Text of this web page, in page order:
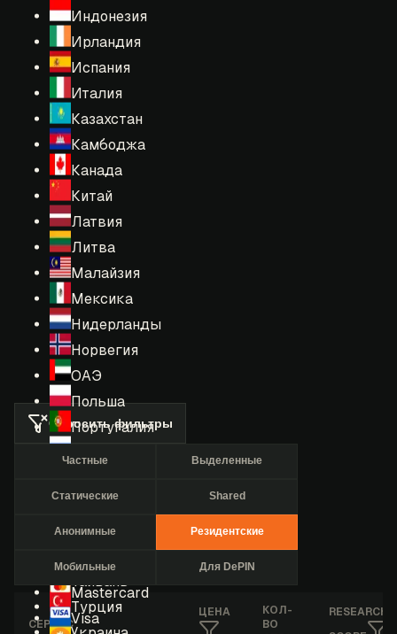
Индонезия
Ирландия
Испания
Италия
Казахстан
Камбоджа
Канада
Китай
Латвия
Литва
Малайзия
Мексика
Нидерланды
Норвегия
ОАЭ
Польша
Португалия
США
Сингапур
Турция
Mastercard
Visa
Сбросить фильтры
Частные Выделенные
Статические Shared
Анонимные Резидентские
Мобильные Для DePIN
СЕРВИС
ЦЕНА
КОЛ-
ВО